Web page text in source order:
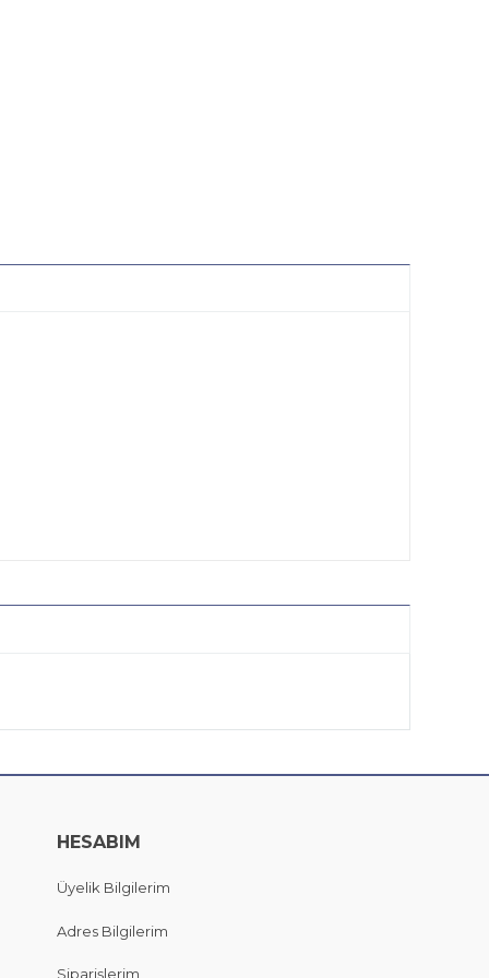
HESABIM
Üyelik Bilgilerim
Adres Bilgilerim
Siparişlerim